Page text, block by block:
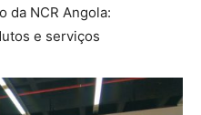
da NCR Angola:
e serviços